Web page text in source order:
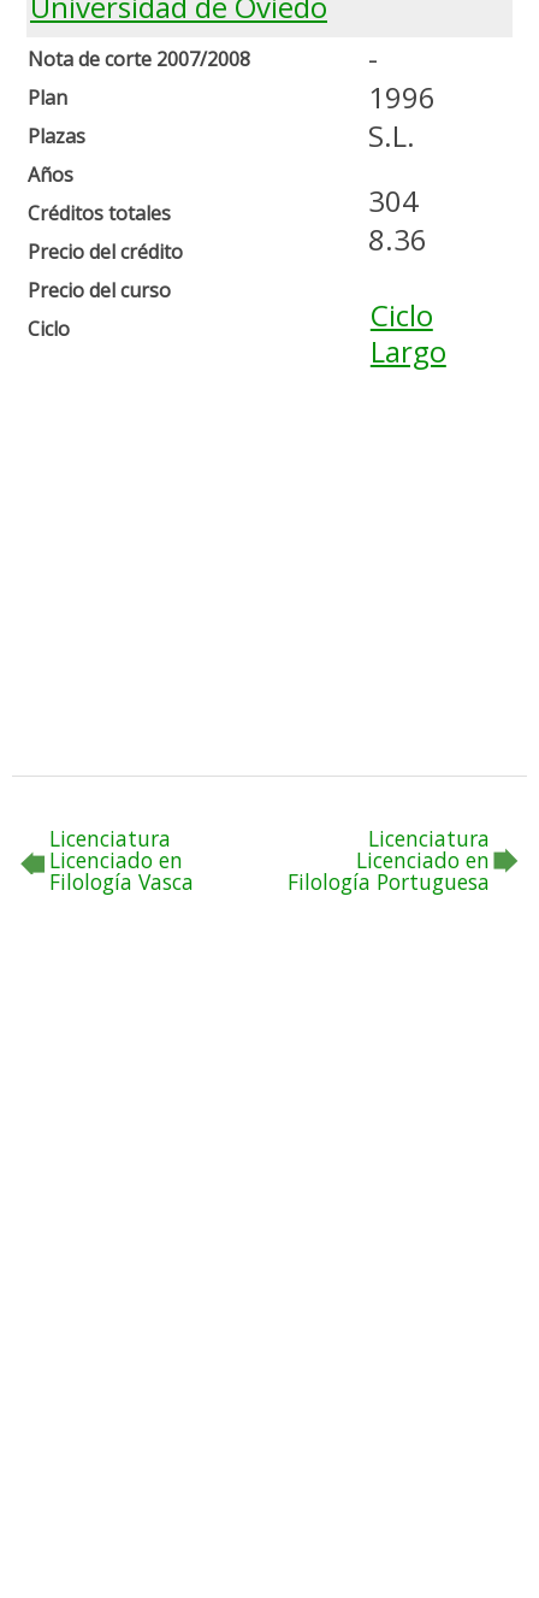
Nota de corte 2007/2008
Plan
Plazas
Años
Créditos totales
Precio del crédito
Precio del curso
Ciclo
-
1996
S.L.
304
8.36
Ciclo
Largo
Licenciatura
Licenciado en
Filología Vasca
Licenciatura
Licenciado en
Filología Portuguesa